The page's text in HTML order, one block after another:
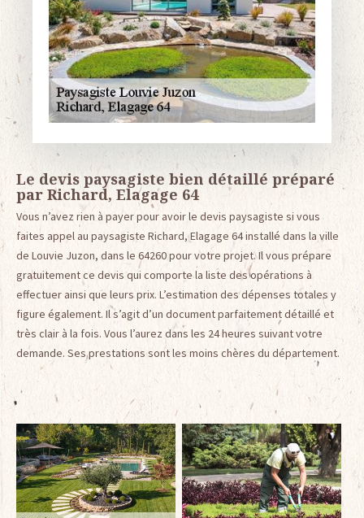
Le devis paysagiste bien détaillé préparé
par Richard, Elagage 64
Vous n’avez rien à payer pour avoir le devis paysagiste si vous
faites appel au paysagiste Richard, Elagage 64 installé dans la ville
de Louvie Juzon, dans le 64260 pour votre projet. Il vous prépare
gratuitement ce devis qui comporte la liste des opérations à
effectuer ainsi que leurs prix. L’estimation des dépenses totales y
figure également. Il s’agit d’un document parfaitement détaillé et
très clair à la fois. Vous l’aurez dans les 24 heures suivant votre
demande. Ses prestations sont les moins chères du département.